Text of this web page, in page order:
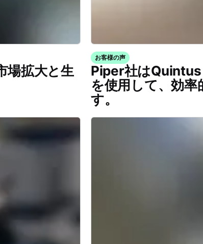
場拡大と生
お客様の声
Piper社は
を使用して、効率
す。